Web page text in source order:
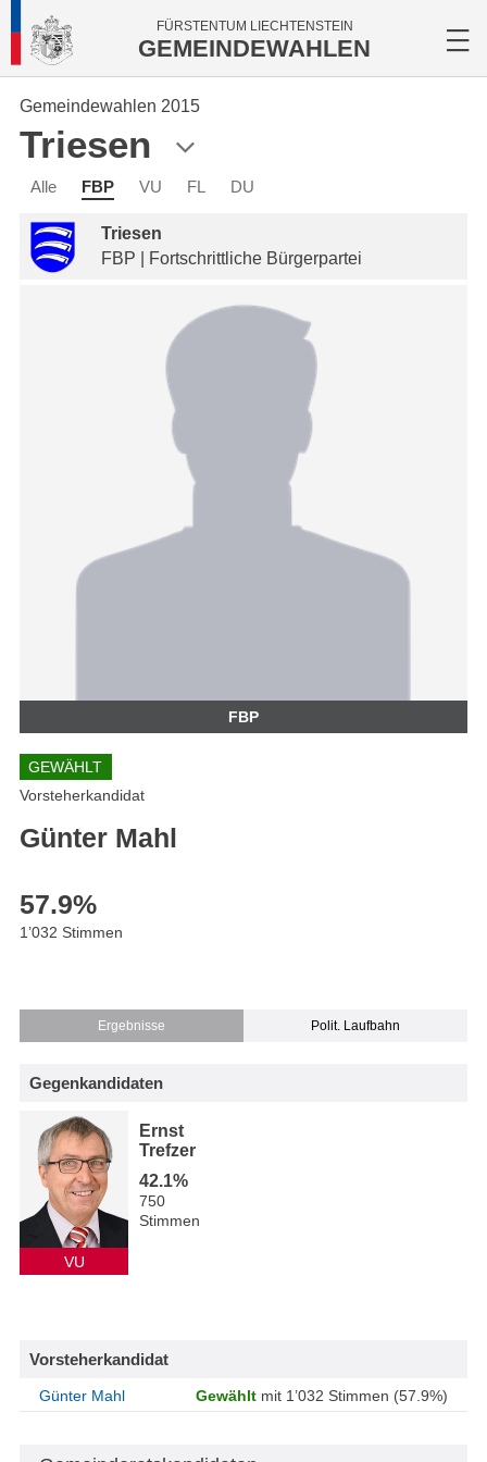
FÜRSTENTUM LIECHTENSTEIN
GEMEINDEWAHLEN
Gemeindewahlen 2015
Triesen
Alle FBP VU FL DU
Triesen
FBP | Fortschrittliche Bürgerpartei
FBP
GEWÄHLT
Vorsteherkandidat
Günter Mahl
57.9%
1’032 Stimmen
Ergebnisse Polit. Laufbahn
Gegenkandidaten
VU
Ernst
Trefzer
42.1%
750
Stimmen
Vorsteherkandidat
Günter Mahl Gewählt mit 1’032 Stimmen (57.9%)